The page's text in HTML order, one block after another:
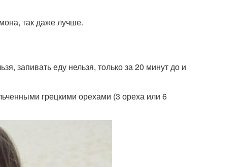
так даже лучше.
запивать еду нельзя, только за 20 минут до и
грецкими орехами (3 ореха или 6